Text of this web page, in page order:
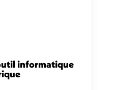
informatique